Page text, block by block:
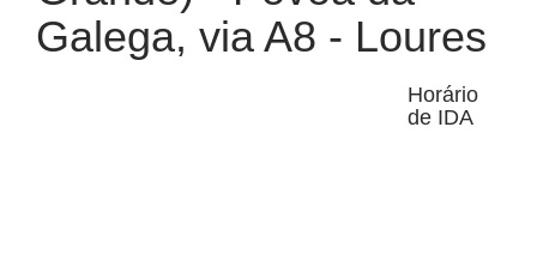
Galega, via A8 - Loures
Horário
de IDA